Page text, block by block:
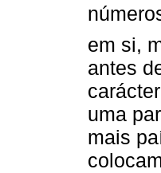
em si,
antes
uma
mais